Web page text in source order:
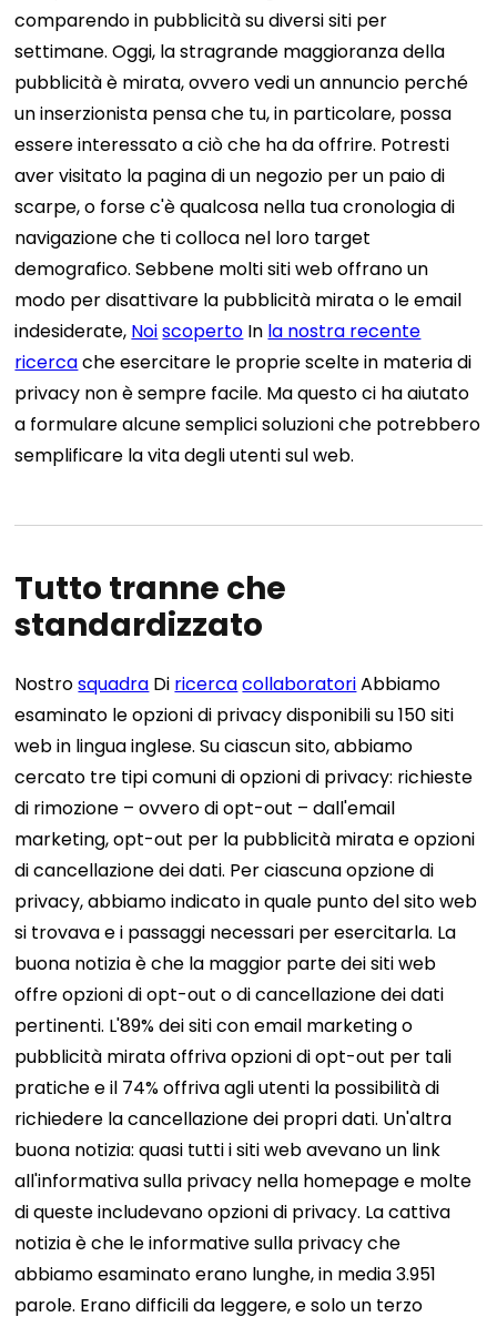
comparendo in pubblicità su diversi siti per
settimane. Oggi, la stragrande maggioranza della
pubblicità è mirata, ovvero vedi un annuncio perché
un inserzionista pensa che tu, in particolare, possa
essere interessato a ciò che ha da offrire. Potresti
aver visitato la pagina di un negozio per un paio di
scarpe, o forse c'è qualcosa nella tua cronologia di
navigazione che ti colloca nel loro target
demografico. Sebbene molti siti web offrano un
modo per disattivare la pubblicità mirata o le email
indesiderate, Noiscoperto In la nostra recente
ricercache esercitare le proprie scelte in materia di
privacy non è sempre facile. Ma questo ci ha aiutato
a formulare alcune semplici soluzioni che potrebbero
semplificare la vita degli utenti sul web.
Tutto tranne che
standardizzato
Nostrosquadra Di ricercacollaboratoriAbbiamo
esaminato le opzioni di privacy disponibili su 150 siti
web in lingua inglese. Su ciascun sito, abbiamo
cercato tre tipi comuni di opzioni di privacy: richieste
di rimozione – ovvero di opt-out – dall'email
marketing, opt-out per la pubblicità mirata e opzioni
di cancellazione dei dati. Per ciascuna opzione di
privacy, abbiamo indicato in quale punto del sito web
si trovava e i passaggi necessari per esercitarla. La
buona notizia è che la maggior parte dei siti web
offre opzioni di opt-out o di cancellazione dei dati
pertinenti. L'89% dei siti con email marketing o
pubblicità mirata offriva opzioni di opt-out per tali
pratiche e il 74% offriva agli utenti la possibilità di
richiedere la cancellazione dei propri dati. Un'altra
buona notizia: quasi tutti i siti web avevano un link
all'informativa sulla privacy nella homepage e molte
di queste includevano opzioni di privacy. La cattiva
notizia è che le informative sulla privacy che
abbiamo esaminato erano lunghe, in media 3.951
parole. Erano difficili da leggere, e solo un terzo